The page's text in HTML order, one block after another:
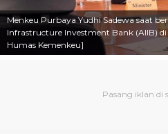
Menkeu Purbaya Yudhi Sadewa saat
Infrastructure Investment Bank (AIIB)
Humas Kemenkeu]